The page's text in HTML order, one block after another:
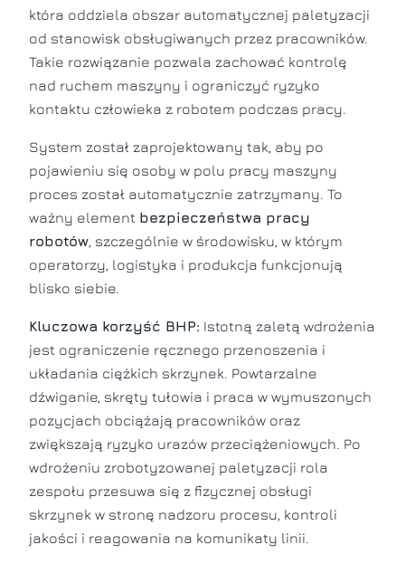
która oddziela obszar automatycznej paletyzacji
od stanowisk obsługiwanych przez pracowników.
Takie rozwiązanie pozwala zachować kontrolę
nad ruchem maszyny i ograniczyć ryzyko
kontaktu człowieka z robotem podczas pracy.
System został zaprojektowany tak, aby po
pojawieniu się osoby w polu pracy maszyny
proces został automatycznie zatrzymany. To
ważny element bezpieczeństwa pracy
robotów, szczególnie w środowisku, w którym
operatorzy, logistyka i produkcja funkcjonują
blisko siebie.
Kluczowa korzyść BHP: Istotną zaletą wdrożenia
jest ograniczenie ręcznego przenoszenia i
układania ciężkich skrzynek. Powtarzalne
dźwiganie, skręty tułowia i praca w wymuszonych
pozycjach obciążają pracowników oraz
zwiększają ryzyko urazów przeciążeniowych. Po
wdrożeniu zrobotyzowanej paletyzacji rola
zespołu przesuwa się z fizycznej obsługi
skrzynek w stronę nadzoru procesu, kontroli
jakości i reagowania na komunikaty linii.